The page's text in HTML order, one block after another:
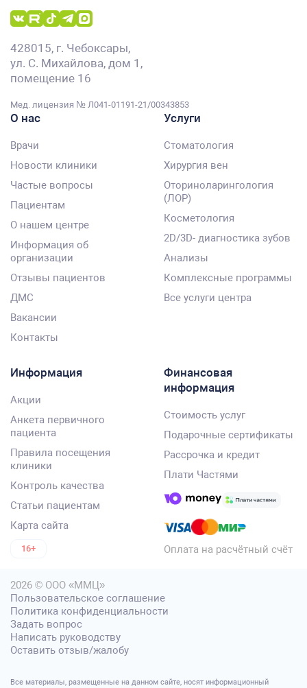
428015, г. Чебоксары,
ул. С. Михайлова, дом 1,
помещение 16
Мед. лицензия № Л041-01191-21/00343853
О нас
Врачи
Новости клиники
Частые вопросы
Пациентам
О нашем центре
Информация об
организации
Отзывы пациентов
ДМС
Вакансии
Контакты
Услуги
Стоматология
Хирургия вен
Оториноларингология
(ЛОР)
Косметология
2D/3D- диагностика зубов
Анализы
Комплексные программы
Все услуги центра
Информация
Акции
Анкета первичного
пациента
Правила посещения
клиники
Контроль качества
Статьи пациентам
Карта сайта
16+
Финансовая
информация
Стоимость услуг
Подарочные сертификаты
Рассрочка и кредит
Плати Частями
Оплата на расчётный счёт
2026 © ООО «ММЦ»
Пользовательское соглашение
Политика конфиденциальности
Задать вопрос
Написать руководству
Оставить отзыв/жалобу
Все материалы, размещенные на данном сайте, носят информационный